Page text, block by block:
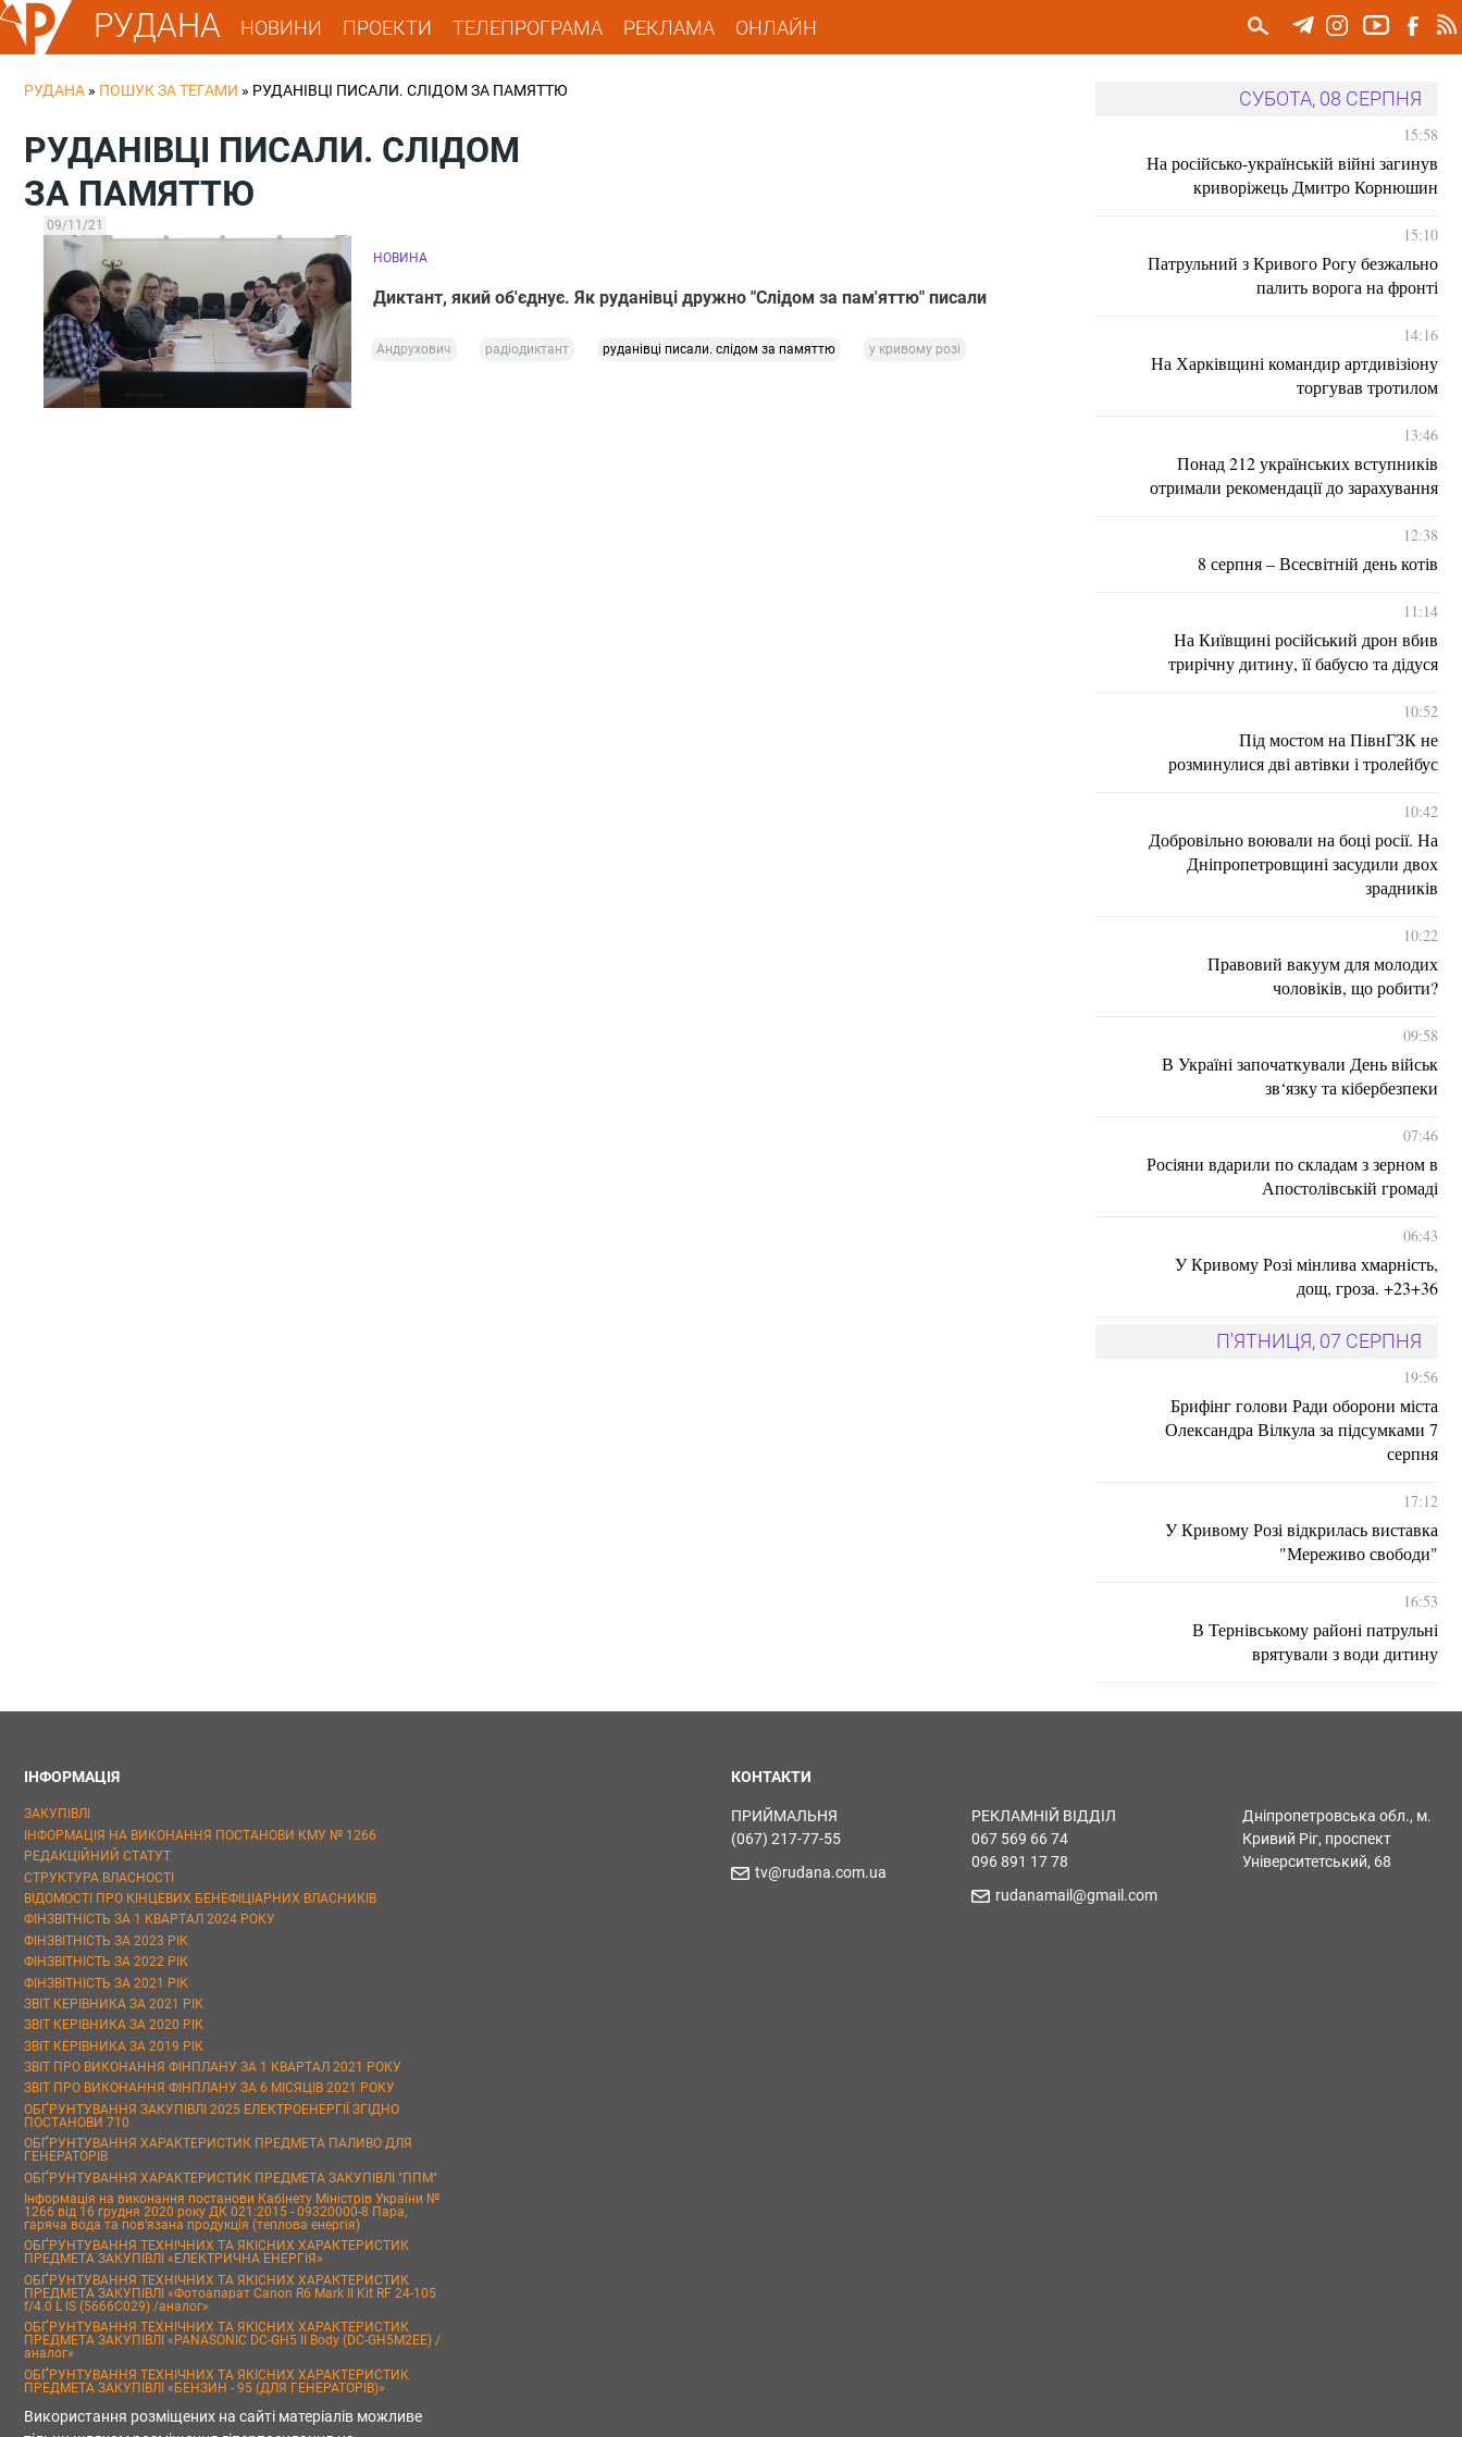
РУДАНА НОВИНИ ПРОЕКТИ ТЕЛЕПРОГРАМА РЕКЛАМА ОНЛАЙН
РУДАНА » ПОШУК ЗА ТЕГАМИ » РУДАНІВЦІ ПИСАЛИ. СЛІДОМ ЗА ПАМЯТТЮ
РУДАНІВЦІ ПИСАЛИ. СЛІДОМ
ЗА ПАМЯТТЮ
09/11/21
НОВИНА
Диктант, який об'єднує. Як руданівці дружно "Слідом за пам'яттю" писали
Андрухович радіодиктант руданівці писали. слідом за памяттю у кривому розі
СУБОТА, 08 СЕРПНЯ
15:58
На російсько-українській війні загинув
криворіжець Дмитро Корнюшин
15:10
Патрульний з Кривого Рогу безжально
палить ворога на фронті
14:16
На Харківщині командир артдивізіону
торгував тротилом
13:46
Понад 212 українських вступників
отримали рекомендації до зарахування
12:38
8 серпня – Всесвітній день котів
11:14
На Київщині російський дрон вбив
трирічну дитину, її бабусю та дідуся
10:52
Під мостом на ПівнГЗК не
розминулися дві автівки і тролейбус
10:42
Добровільно воювали на боці росії. На
Дніпропетровщині засудили двох
зрадників
10:22
Правовий вакуум для молодих
чоловіків, що робити?
09:58
В Україні започаткували День військ
зв‘язку та кібербезпеки
07:46
Росіяни вдарили по складам з зерном в
Апостолівській громаді
06:43
У Кривому Розі мінлива хмарність,
дощ, гроза. +23+36
П'ЯТНИЦЯ, 07 СЕРПНЯ
19:56
Брифінг голови Ради оборони міста
Олександра Вілкула за підсумками 7
серпня
17:12
У Кривому Розі відкрилась виставка
"Мереживо свободи"
16:53
В Тернівському районі патрульні
врятували з води дитину
ІНФОРМАЦІЯ
ЗАКУПІВЛІ
ІНФОРМАЦІЯ НА ВИКОНАННЯ ПОСТАНОВИ КМУ № 1266
РЕДАКЦІЙНИЙ СТАТУТ
СТРУКТУРА ВЛАСНОСТІ
ВІДОМОСТІ ПРО КІНЦЕВИХ БЕНЕФІЦІАРНИХ ВЛАСНИКІВ
ФІНЗВІТНІСТЬ ЗА 1 КВАРТАЛ 2024 РОКУ
ФІНЗВІТНІСТЬ ЗА 2023 РІК
ФІНЗВІТНІСТЬ ЗА 2022 РІК
ФІНЗВІТНІСТЬ ЗА 2021 РІК
ЗВІТ КЕРІВНИКА ЗА 2021 РІК
ЗВІТ КЕРІВНИКА ЗА 2020 РІК
ЗВІТ КЕРІВНИКА ЗА 2019 РІК
ЗВІТ ПРО ВИКОНАННЯ ФІНПЛАНУ ЗА 1 КВАРТАЛ 2021 РОКУ
ЗВІТ ПРО ВИКОНАННЯ ФІНПЛАНУ ЗА 6 МІСЯЦІВ 2021 РОКУ
ОБҐРУНТУВАННЯ ЗАКУПІВЛІ 2025 ЕЛЕКТРОЕНЕРГІЇ ЗГІДНО
ПОСТАНОВИ 710
ОБҐРУНТУВАННЯ ХАРАКТЕРИСТИК ПРЕДМЕТА ПАЛИВО ДЛЯ
ГЕНЕРАТОРІВ
ОБҐРУНТУВАННЯ ХАРАКТЕРИСТИК ПРЕДМЕТА ЗАКУПІВЛІ "ППМ"
Інформація на виконання постанови Кабінету Міністрів України №
1266 від 16 грудня 2020 року ДК 021:2015 - 09320000-8 Пара,
гаряча вода та пов’язана продукція (теплова енергія)
ОБҐРУНТУВАННЯ ТЕХНІЧНИХ ТА ЯКІСНИХ ХАРАКТЕРИСТИК
ПРЕДМЕТА ЗАКУПІВЛІ «ЕЛЕКТРИЧНА ЕНЕРГІЯ»
ОБҐРУНТУВАННЯ ТЕХНІЧНИХ ТА ЯКІСНИХ ХАРАКТЕРИСТИК
ПРЕДМЕТА ЗАКУПІВЛІ «Фотоапарат Canon R6 Mark II Kit RF 24-105
f/4.0 L IS (5666C029) /аналог»
ОБҐРУНТУВАННЯ ТЕХНІЧНИХ ТА ЯКІСНИХ ХАРАКТЕРИСТИК
ПРЕДМЕТА ЗАКУПІВЛІ «PANASONIC DC-GH5 II Body (DC-GH5M2EE) /
аналог»
ОБҐРУНТУВАННЯ ТЕХНІЧНИХ ТА ЯКІСНИХ ХАРАКТЕРИСТИК
ПРЕДМЕТА ЗАКУПІВЛІ «БЕНЗИН - 95 (ДЛЯ ГЕНЕРАТОРІВ)»
Використання розміщених на сайті матеріалів можливе
КОНТАКТИ
ПРИЙМАЛЬНЯ
(067) 217-77-55
tv@rudana.com.ua
РЕКЛАМНІЙ ВІДДІЛ
067 569 66 74
096 891 17 78
rudanamail@gmail.com
Дніпропетровська обл., м.
Кривий Ріг, проспект
Університетський, 68